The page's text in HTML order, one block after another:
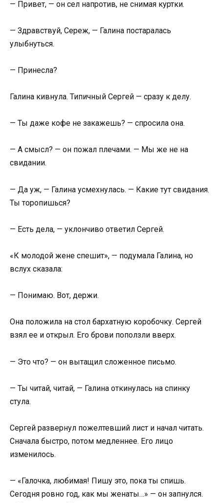
— Привет, — он сел напротив, не снимая куртки.
— Здравствуй, Сереж, — Галина постаралась
улыбнуться.
— Принесла?
Галина кивнула. Типичный Сергей — сразу к делу.
— Ты даже кофе не закажешь? — спросила она.
— А смысл? — он пожал плечами. — Мы же не на
свидании.
— Да уж, — Галина усмехнулась. — Какие тут свидания.
Ты торопишься?
— Есть дела, — уклончиво ответил Сергей.
«К молодой жене спешит», — подумала Галина, но
вслух сказала:
— Понимаю. Вот, держи.
Она положила на стол бархатную коробочку. Сергей
взял ее и открыл. Его брови поползли вверх.
— Это что? — он вытащил сложенное письмо.
— Ты читай, читай, — Галина откинулась на спинку
стула.
Сергей развернул пожелтевший лист и начал читать.
Сначала быстро, потом медленнее. Его лицо
изменилось.
— «Галочка, любимая! Пишу это, пока ты спишь.
Сегодня ровно год, как мы женаты…» — он запнулся.